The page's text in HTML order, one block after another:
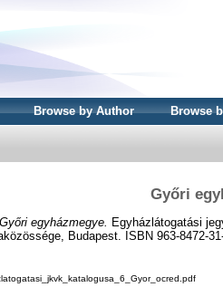
Browse by Author Browse
Győri
Győri egyházmegye. Egyházlátogatási
Budapest. ISBN 963-8472-